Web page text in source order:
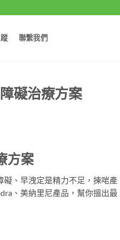
聯繫我們
礙治療方案
方案
、早洩定是精力不足，揀啱產
、美納里尼產品，幫你搵出最